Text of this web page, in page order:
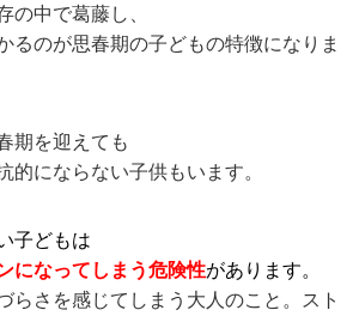
の中で葛藤し、
るのが思春期の子どもの特徴になりま
期を迎えても
的にならない子供もいます。
子どもは
になってしまう危険性があります。
らさを感じてしまう大人のこと。スト